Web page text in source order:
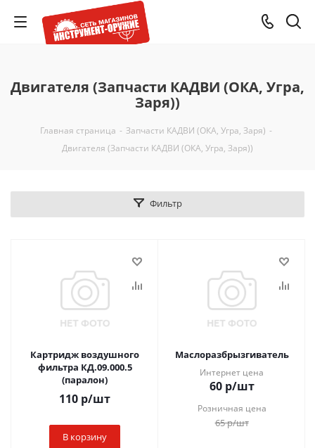
Двигателя (Запчасти КАДВИ (ОКА, Угра,
Заря))
Главная страница - Запчасти КАДВИ (ОКА, Угра, Заря) -
Двигателя (Запчасти КАДВИ (ОКА, Угра, Заря))
Фильтр
Картридж воздушного
фильтра КД.09.000.5
(паралон)
110 р/шт
В корзину
Маслоразбрызгиватель
Интернет цена
60р/шт
Розничная цена
65р/шт